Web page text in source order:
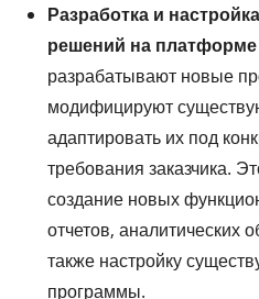
Разработка и
решений на
разрабатывают новые
модифицируют
адаптировать их под
требования заказчика.
создание новых
отчетов, аналитических
также настройку
программы.